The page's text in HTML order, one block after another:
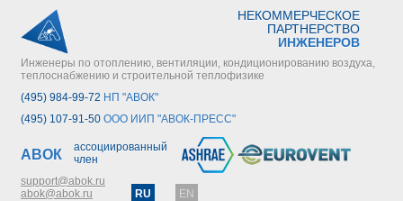
НЕКОММЕРЧЕСКОЕ
ПАРТНЕРСТВО
ИНЖЕНЕРОВ
Инженеры по отоплению, вентиляции, кондиционированию воздуха,
теплоснабжению и строительной теплофизике
(495) 984-99-72 НП "АВОК"
(495) 107-91-50 ООО ИИП "АВОК-ПРЕСС"
АВОК
ассоциированный
член
support@abok.ru
abok@abok.ru
RU EN